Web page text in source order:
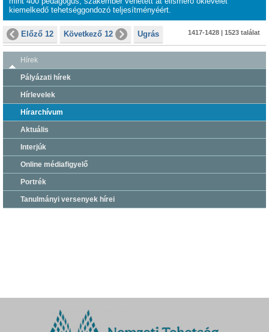
kiemelkedő tehetséggondozó teljesítményéért.
Előző 12 Következő 12 Ugrás 1417-1428 | 1523 találat
Hírek
Pályázati hírek
Hírlevelek
Hírarchívum
Aktuális
Interjúk
Online médiafigyelő
Portrék
Tanulmányi versenyek hírei